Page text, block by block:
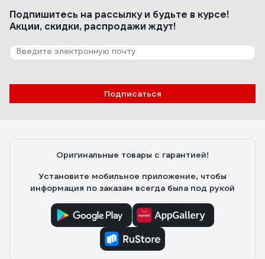
Подпишитесь на рассылкуи будьте в курсе!
Акции, скидки, распродажи ждут!
Подписаться
Оригинальные товары с гарантией!
Установите мобильное приложение, чтобы
информация по заказам всегда была под рукой